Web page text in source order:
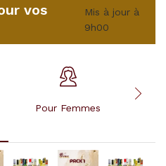
vos
Mis à jour à
9h00
Pour Femmes